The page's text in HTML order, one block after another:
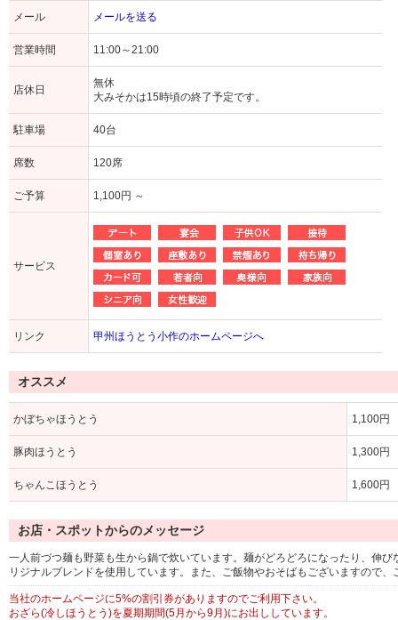
メール メールを送る
営業時間 11:00～21:00
店休日
無休
大みそかは15時頃の終了予定です。
駐車場 40台
席数 120席
ご予算 1,100円 ～
サービス
リンク 甲州ほうとう小作のホームページへ
オススメ
かぼちゃほうとう 1,100円
豚肉ほうとう 1,300円
ちゃんこほうとう 1,600円
お店・スポットからのメッセージ
一人前づつ麺も野菜も生から鍋で炊いています。麺がどろどろになったり、伸
リジナルブレンドを使用しています。また、ご飯物やおそばもございますので、
当社のホームページに5%の割引券がありますのでご利用下さい。
おざら(冷しほうとう)を夏期期間(5月から9月)にお出ししています。